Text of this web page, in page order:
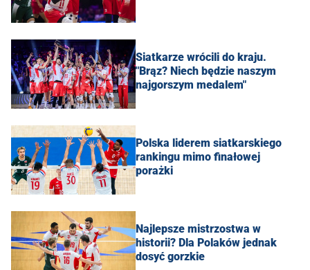
Siatkarze wrócili do kraju.
"Brąz? Niech będzie naszym
najgorszym medalem"
Polska liderem siatkarskiego
rankingu mimo finałowej
porażki
Najlepsze mistrzostwa w
historii? Dla Polaków jednak
dosyć gorzkie